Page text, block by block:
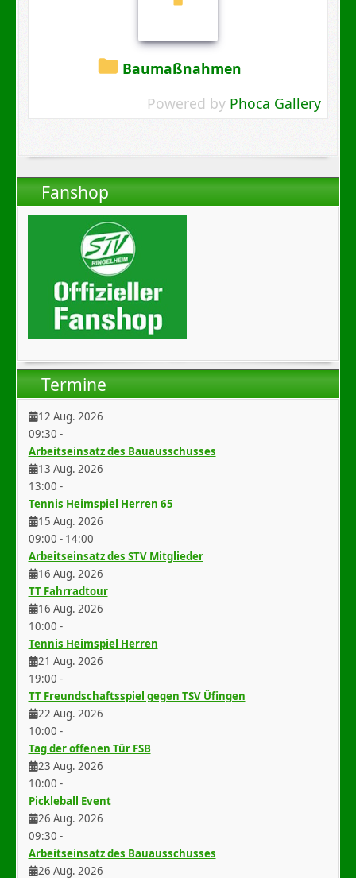
Fanshop
Termine
12 Aug. 2026
09:30 -
Arbeitseinsatz des Bauausschusses
13 Aug. 2026
13:00 -
Tennis Heimspiel Herren 65
15 Aug. 2026
09:00 - 14:00
Arbeitseinsatz des STV Mitglieder
16 Aug. 2026
TT Fahrradtour
16 Aug. 2026
10:00 -
Tennis Heimspiel Herren
21 Aug. 2026
19:00 -
TT Freundschaftsspiel gegen TSV Üfingen
22 Aug. 2026
10:00 -
Tag der offenen Tür FSB
23 Aug. 2026
10:00 -
Pickleball Event
26 Aug. 2026
09:30 -
Arbeitseinsatz des Bauausschusses
26 Aug. 2026
Baumaßnahmen
Powered by Phoca Gallery